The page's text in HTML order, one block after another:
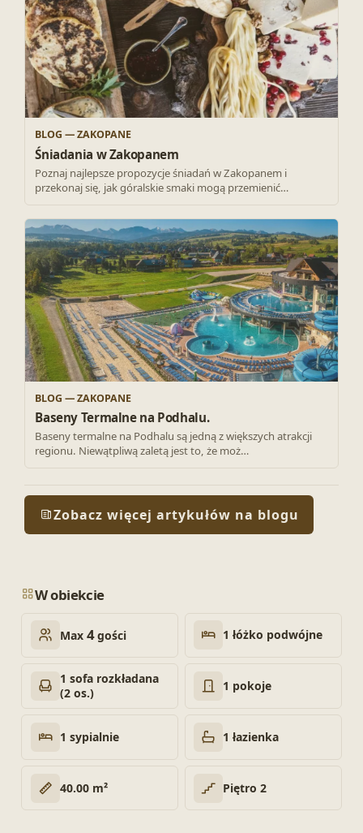
BLOG — ZAKOPANE
Śniadania w Zakopanem
Poznaj najlepsze propozycje śniadań w Zakopanem i
przekonaj się, jak góralskie smaki mogą przemienić…
BLOG — ZAKOPANE
Baseny Termalne na Podhalu.
Baseny termalne na Podhalu są jedną z większych atrakcji
regionu. Niewątpliwą zaletą jest to, że moż…
Zobacz więcej artykułów na blogu
W obiekcie
Max 4gości 1 łóżko podwójne
1 sofa rozkładana
(2 os.)
1 pokoje
1 sypialnie 1 łazienka
40.00 m² Piętro 2